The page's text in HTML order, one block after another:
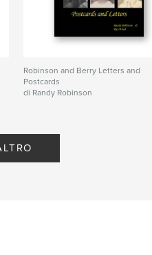
Robinson and Berry Letters and
Postcards
di Randy Robinson